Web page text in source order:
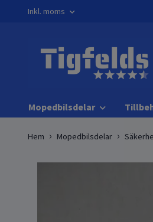
Inkl. moms
Mopedbilsdelar
Hem Mopedbilsdelar